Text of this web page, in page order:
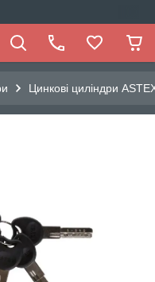
Цинкові циліндри